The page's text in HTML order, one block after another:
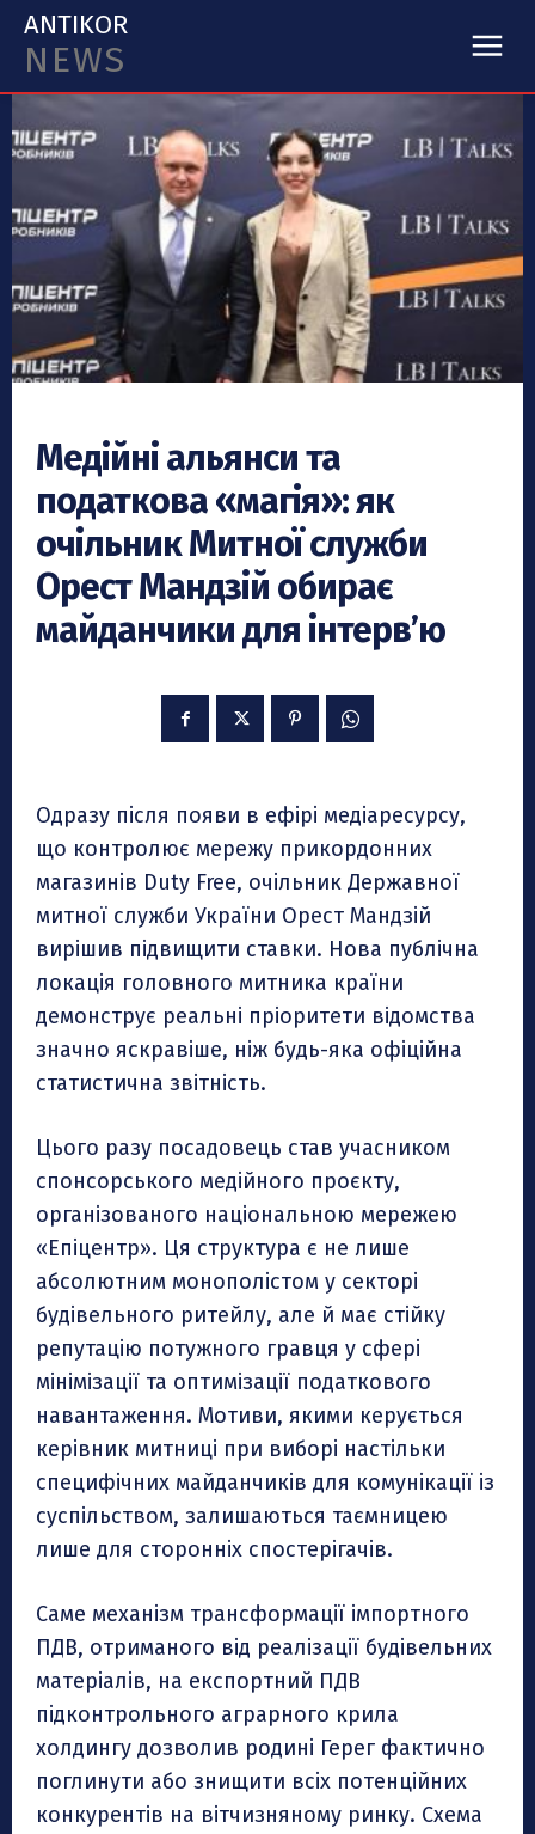
ANTIKOR
NEWS
Медійні альянси та
податкова «магія»: як
очільник Митної служби
Орест Мандзій обирає
майданчики для інтерв’ю
Одразу після появи в ефірі медіаресурсу,
що контролює мережу прикордонних
магазинів Duty Free, очільник Державної
митної служби України Орест Мандзій
вирішив підвищити ставки. Нова публічна
локація головного митника країни
демонструє реальні пріоритети відомства
значно яскравіше, ніж будь-яка офіційна
статистична звітність.
Цього разу посадовець став учасником
спонсорського медійного проєкту,
організованого національною мережею
«Епіцентр». Ця структура є не лише
абсолютним монополістом у секторі
будівельного ритейлу, але й має стійку
репутацію потужного гравця у сфері
мінімізації та оптимізації податкового
навантаження. Мотиви, якими керується
керівник митниці при виборі настільки
специфічних майданчиків для комунікації із
суспільством, залишаються таємницею
лише для сторонніх спостерігачів.
Саме механізм трансформації імпортного
ПДВ, отриманого від реалізації будівельних
матеріалів, на експортний ПДВ
підконтрольного аграрного крила
холдингу дозволив родині Герег фактично
поглинути або знищити всіх потенційних
конкурентів на вітчизняному ринку. Схема